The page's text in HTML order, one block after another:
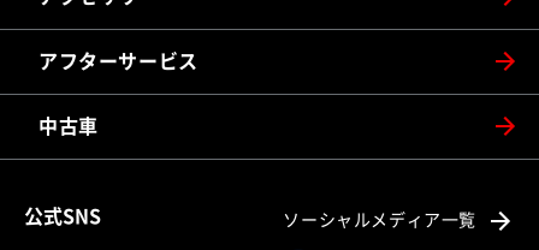
アフターサービス
中古車
公式SNS ソーシャルメディア一覧